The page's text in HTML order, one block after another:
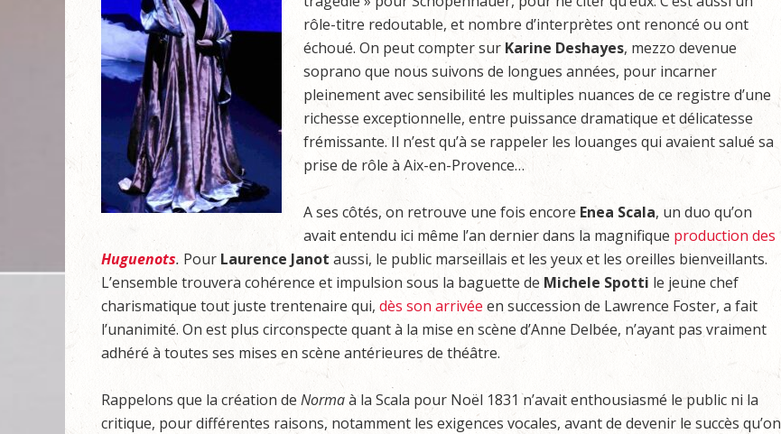
rôle-titre redoutable, et nombre d’interprètes ont renoncé ou ont
échoué. On peut compter surKarine Deshayes, mezzo devenue
soprano que nous suivons de longues années, pour incarner
pleinement avec sensibilité les multiples nuances de ce registre d’une
richesse exceptionnelle, entre puissance dramatique et délicatesse
frémissante. Il n’est qu’à se rappeler les louanges qui avaient salué sa
prise de rôle à Aix-en-Provence…
A ses côtés, on retrouve une fois encoreEnea Scala, un duo qu’on
avait entendu ici même l’an dernier dans la magnifique production des
Huguenots. Pour Laurence Janot aussi, le public marseillais et les yeux et les oreilles bienveillants.
L’ensemble trouvera cohérence et impulsion sous la baguette de Michele Spotti le jeune chef
charismatique tout juste trentenaire qui, dès son arrivée en succession de Lawrence Foster, a fait
l’unanimité. On est plus circonspecte quant à la mise en scène d’Anne Delbée, n’ayant pas vraiment
adhéré à toutes ses mises en scène antérieures de théâtre.
Rappelons que la création de Normaà la Scala pour Noël 1831 n’avait enthousiasmé le public ni la
critique, pour différentes raisons, notamment les exigences vocales, avant de devenir le succès qu’on